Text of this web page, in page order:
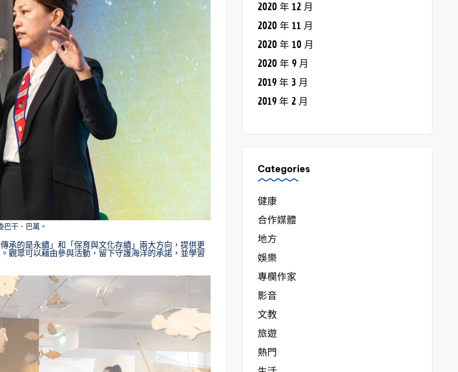
巴干．巴萬。
承的是永續」和「保育與文化存續」兩大方向，提供更
觀眾可以藉由參與活動，留下守護海洋的承諾，並學習
2020 年 12 月
2020 年 11 月
2020 年 10 月
2020 年 9 月
2019 年 3 月
2019 年 2 月
Categories
健康
合作媒體
地方
娛樂
專欄作家
影音
文教
旅遊
熱門